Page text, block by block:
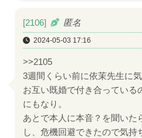
[2106] 匿名
2024-05-03 17:16
>>2105
3週間くらい前に依茉先生に
お互い既婚で付き合っている
にもなり。
あとで本人に本音？を聞いた
し、危機回避できたので気持